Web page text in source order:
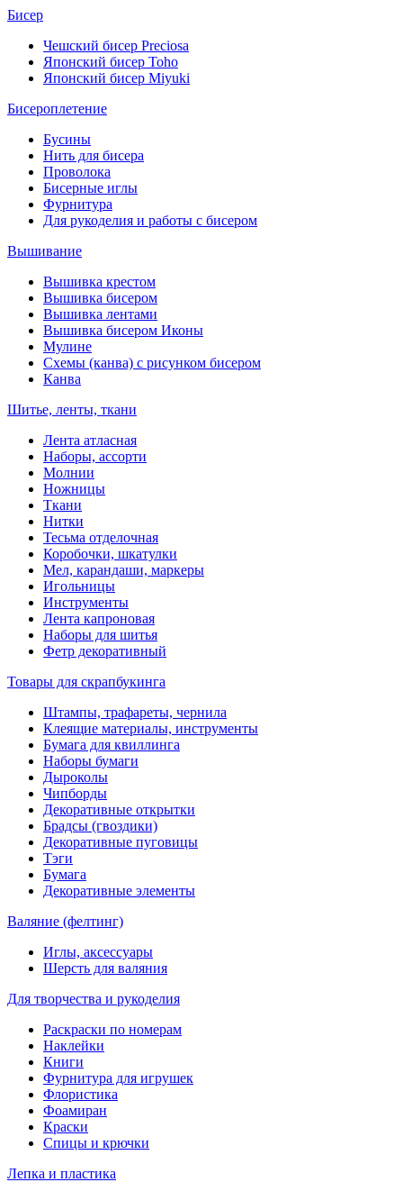
Бисер
Чешский бисер Preciosa
Японский бисер Toho
Японский бисер Miyuki
Бисероплетение
Бусины
Нить для бисера
Проволока
Бисерные иглы
Фурнитура
Для рукоделия и работы с бисером
Вышивание
Вышивка крестом
Вышивка бисером
Вышивка лентами
Вышивка бисером Иконы
Мулине
Схемы (канва) с рисунком бисером
Канва
Шитье, ленты, ткани
Лента атласная
Наборы, ассорти
Молнии
Ножницы
Ткани
Нитки
Тесьма отделочная
Коробочки, шкатулки
Мел, карандаши, маркеры
Игольницы
Инструменты
Лента капроновая
Наборы для шитья
Фетр декоративный
Товары для скрапбукинга
Штампы, трафареты, чернила
Клеящие материалы, инструменты
Бумага для квиллинга
Наборы бумаги
Дыроколы
Чипборды
Декоративные открытки
Брадсы (гвоздики)
Декоративные пуговицы
Тэги
Бумага
Декоративные элементы
Валяние (фелтинг)
Иглы, аксессуары
Шерсть для валяния
Для творчества и рукоделия
Раскраски по номерам
Наклейки
Книги
Фурнитура для игрушек
Флористика
Фоамиран
Краски
Спицы и крючки
Лепка и пластика